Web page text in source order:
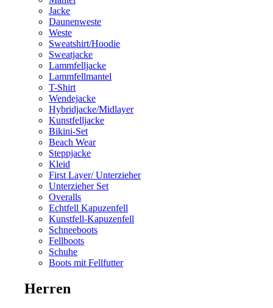
Jacke
Daunenweste
Weste
Sweatshirt/Hoodie
Sweatjacke
Lammfelljacke
Lammfellmantel
T-Shirt
Wendejacke
Hybridjacke/Midlayer
Kunstfelljacke
Bikini-Set
Beach Wear
Steppjacke
Kleid
First Layer/ Unterzieher
Unterzieher Set
Overalls
Echtfell Kapuzenfell
Kunstfell-Kapuzenfell
Schneeboots
Fellboots
Schuhe
Boots mit Fellfutter
Herren